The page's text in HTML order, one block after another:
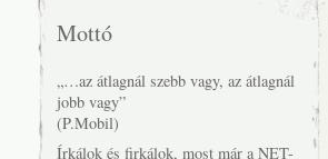
Mottó
„…az átlagnál szebb vagy, az átlagnál
jobb vagy”
(P.Mobil)
Írkálok és firkálok, most már a NET-